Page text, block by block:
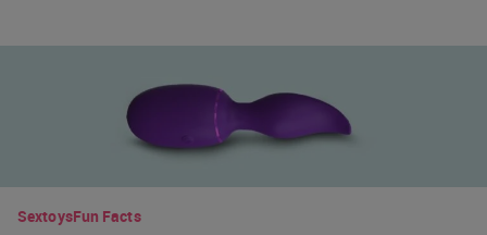
SextoysFun Facts